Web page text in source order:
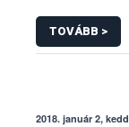
TOVÁBB >
2018. január 2, kedd